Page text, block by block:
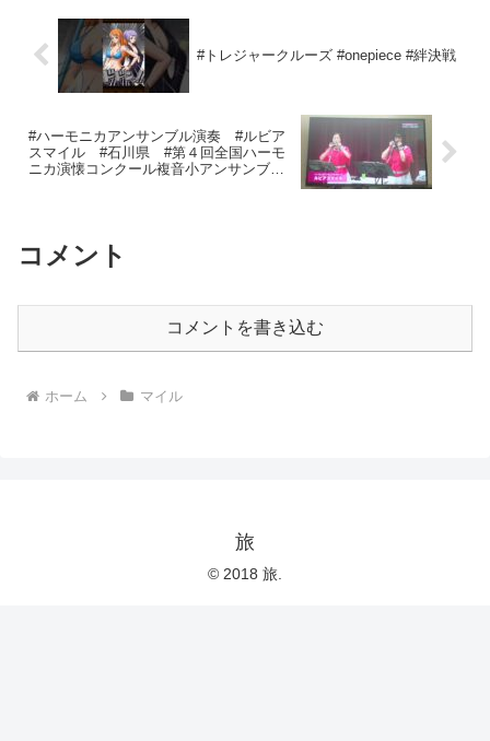
#トレジャークルーズ #onepiece #絆決戦
#ハーモニカアンサンブル演奏 #ルビア
スマイル #石川県 #第４回全国ハーモ
ニカ演懐コンクール複音小アンサンブル
コメント
コメントを書き込む
ホーム マイル
旅
© 2018 旅.